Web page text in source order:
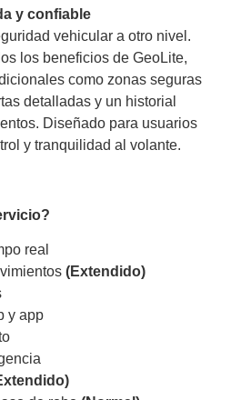
y confiable
vehicular a otro nivel.
los beneficios de GeoLite,
como zonas seguras
detalladas y un historial
Diseñado para usuarios
y tranquilidad al volante.
real
(Extendido)
y app